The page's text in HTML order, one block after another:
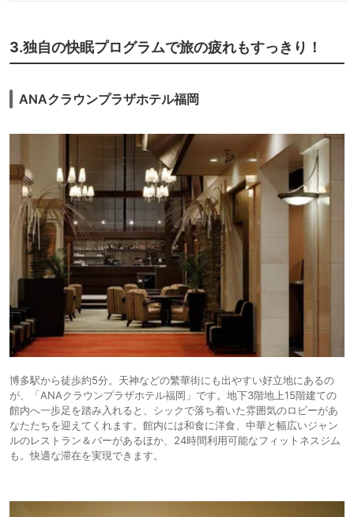
3.独自の快眠プログラムで旅の疲れもすっきり！
ANAクラウンプラザホテル福岡
博多駅から徒歩約5分。天神などの繁華街にも出やすい好立地にあるの
が、「ANAクラウンプラザホテル福岡」です。地下3階地上15階建ての
館内へ一歩足を踏み入れると、シックで落ち着いた雰囲気のロビーがあ
なたたちを迎えてくれます。館内には和食に洋食、中華と幅広いジャン
ルのレストラン＆バーがあるほか、24時間利用可能なフィットネスジム
も。快適な滞在を実現できます。